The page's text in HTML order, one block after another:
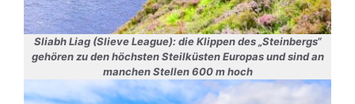
Sliabh Liag (Slieve League): die Klippen des „Steinbergs“
gehören zu den höchsten Steilküsten Europas und sind an
manchen Stellen 600 m hoch